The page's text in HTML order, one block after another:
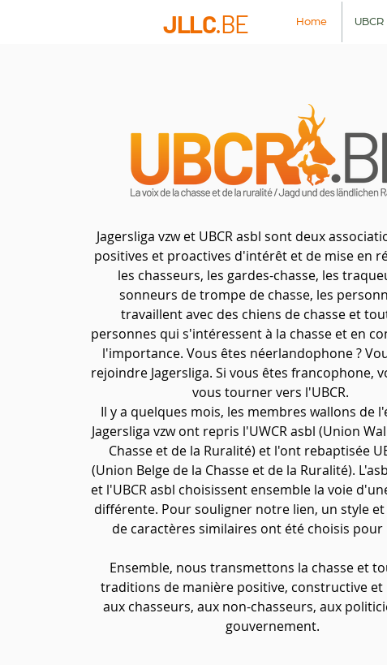
JLLC.BE Home UBCR
Jagersliga vzw et UBCR asbl sont deux
positives et proactives d'intérêt et de mise en
les chasseurs, les gardes-chasse, les
sonneurs de trompe de chasse, les
travaillent avec des chiens de chasse et
personnes qui s'intéressent à la chasse et en
l'importance. Vous êtes néerlandophone ?
rejoindre Jagersliga. Si vous êtes francophone,
vous tourner vers l'UBCR.
Il y a quelques mois, les membres wallons de
Jagersliga vzw ont repris l'UWCR asbl (Union
Chasse et de la Ruralité) et l'ont rebaptisée
(Union Belge de la Chasse et de la Ruralité).
et l'UBCR asbl choisissent ensemble la voie
différente. Pour souligner notre lien, un style
de caractères similaires ont été choisis pour
Ensemble, nous transmettons la chasse et
traditions de manière positive, constructive et
aux chasseurs, aux non-chasseurs, aux
gouvernement.